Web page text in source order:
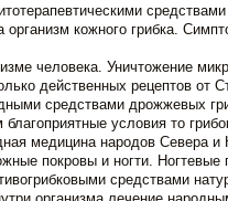
кожного грибка.
человека. Уничтожение
действенных рецептов от
средствами дрожжевых
условия то
медицина народов Севера
покровы и ногти.
средствами